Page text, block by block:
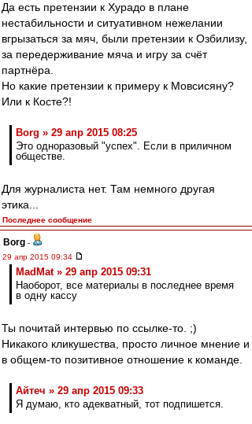
Да есть претензии к Хурадо в плане
нестабильности и ситуативном нежелании
вгрызаться за мяч, были претензии к Озбилизу,
за передерживание мяча и игру за счёт
партнёра.
Но какие претензии к примеру к Мовсисяну?
Или к Косте?!
Borg » 29 апр 2015 08:25
Это одноразовый "успех". Если в приличном
обществе.
Для журналиста нет. Там немного другая
этика...
Последнее сообщение
Borg -
29 апр 2015 09:34
MadMat » 29 апр 2015 09:31
Наоборот, все материалы в последнее время
в одну кассу
Ты почитай интервью по ссылке-то. ;)
Никакого кликушества, просто личное мнение и
в общем-то позитивное отношение к команде.
Айтеч » 29 апр 2015 09:33
Я думаю, кто адекватный, тот подпишется.